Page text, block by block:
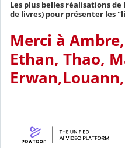
Les plus belles réalisations de
de livres) pour présenter les
Merci à
Ethan, Thao,